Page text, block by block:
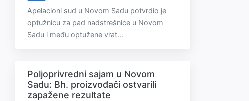
Apelacioni sud u Novom Sadu potvrdio je
optužnicu za pad nadstrešnice u Novom
Sadu i među optužene vrat...
Poljoprivredni sajam u Novom
Sadu: Bh. proizvođači ostvarili
zapažene rezultate